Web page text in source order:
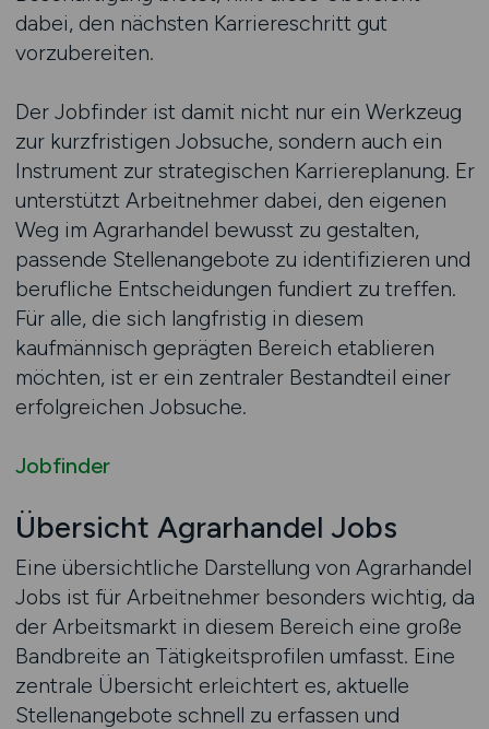
dabei, den nächsten Karriereschritt gut
vorzubereiten.
Der Jobfinder ist damit nicht nur ein Werkzeug
zur kurzfristigen Jobsuche, sondern auch ein
Instrument zur strategischen Karriereplanung. Er
unterstützt Arbeitnehmer dabei, den eigenen
Weg im Agrarhandel bewusst zu gestalten,
passende Stellenangebote zu identifizieren und
berufliche Entscheidungen fundiert zu treffen.
Für alle, die sich langfristig in diesem
kaufmännisch geprägten Bereich etablieren
möchten, ist er ein zentraler Bestandteil einer
erfolgreichen Jobsuche.
Jobfinder
Übersicht Agrarhandel Jobs
Eine übersichtliche Darstellung von Agrarhandel
Jobs ist für Arbeitnehmer besonders wichtig, da
der Arbeitsmarkt in diesem Bereich eine große
Bandbreite an Tätigkeitsprofilen umfasst. Eine
zentrale Übersicht erleichtert es, aktuelle
Stellenangebote schnell zu erfassen und